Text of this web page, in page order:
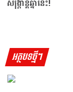
សង្ក្រាន្តឆ្នាំនេះ!
អត្ថបទថ្មីៗ